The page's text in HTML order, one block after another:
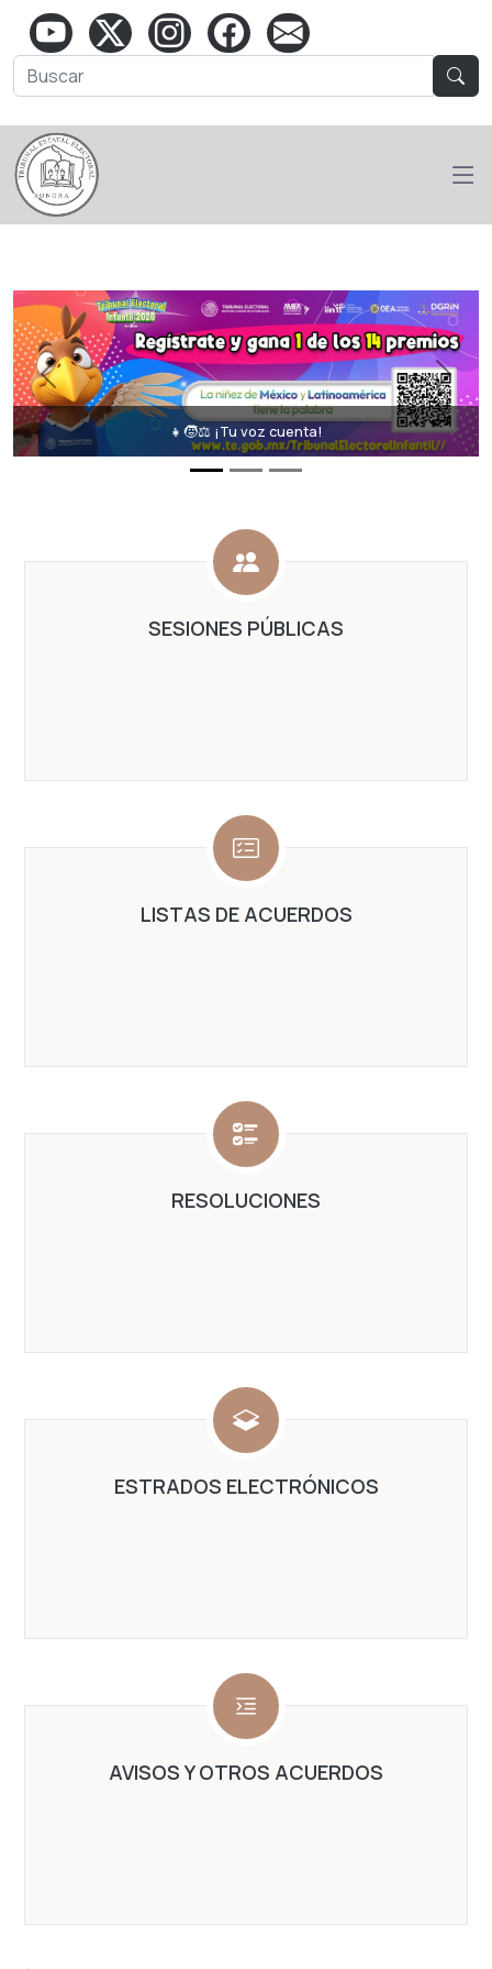
👧🧒⚖️ ¡Tu voz cuenta!
Previous Next
SESIONES PÚBLICAS
LISTAS DE ACUERDOS
RESOLUCIONES
ESTRADOS ELECTRÓNICOS
AVISOS Y OTROS ACUERDOS